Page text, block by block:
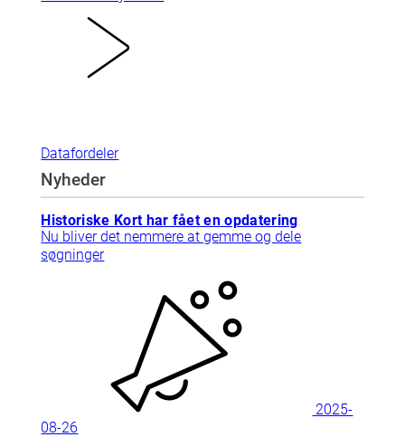
Datafordeler
Nyheder
Historiske Kort har fået en opdatering
Nu bliver det nemmere at gemme og dele
søgninger
2025-
08-26